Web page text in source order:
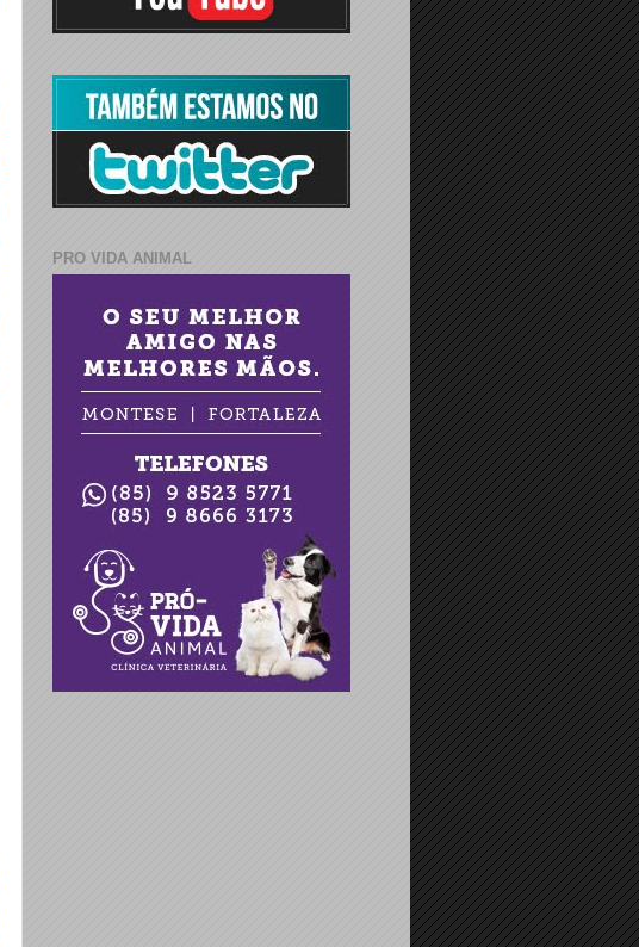
PRO VIDA ANIMAL